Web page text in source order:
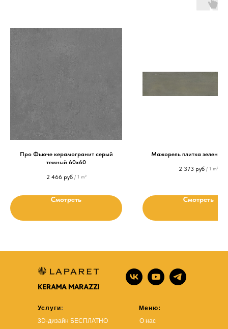
Про Фьюче керамогранит серый
темный 60х60
2 466 руб / 1 m²
Смотреть
Мажорель плитка зеленый
2 373 руб / 1 m²
Смотреть
Услуги:
3D-дизайн БЕСПЛАТНО
Меню:
О нас